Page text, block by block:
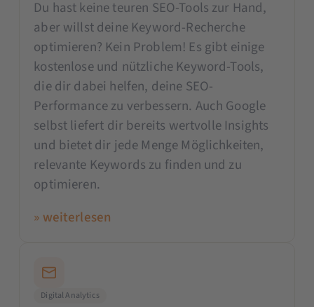
Du hast keine teuren SEO-Tools zur Hand,
aber willst deine Keyword-Recherche
optimieren? Kein Problem! Es gibt einige
kostenlose und nützliche Keyword-Tools,
die dir dabei helfen, deine SEO-
Performance zu verbessern. Auch Google
selbst liefert dir bereits wertvolle Insights
und bietet dir jede Menge Möglichkeiten,
relevante Keywords zu finden und zu
optimieren.
» weiterlesen
Digital Analytics